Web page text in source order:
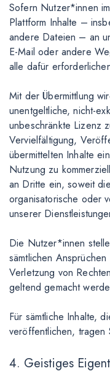
Sofern Nutzer*innen
Plattform Inhalte –
andere Dateien – an
E-Mail oder andere
alle dafür
Mit der Übermittlung
unentgeltliche, nicht-
unbeschränkte Lizenz
Vervielfältigung,
übermittelten Inhalte
Nutzung zu
an Dritte ein, soweit
organisatorische oder
unserer
Die Nutzer*innen
sämtlichen
Verletzung von
geltend gemacht
Für sämtliche Inhalte,
veröffentlichen, tragen
4. Geistiges